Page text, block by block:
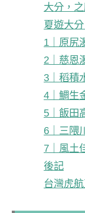
大分，
夏遊大
1｜原尻
2｜慈恩
3｜稻積
4｜鯛生
5｜飯田
6｜三隈
7｜風土
後記
台灣虎